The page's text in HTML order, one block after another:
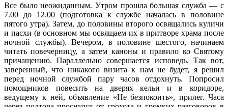
Все было неожиданным. Утром прошла большая служба — с
7.00 до 12.00 (подготовка к службе началась в половине
пятого утра). Затем, до половины второго освящались куличи
и пасхи (в основном мы освящаем их в притворе храма после
ночной службы). Вечером, в половине шестого, начинаем
читать повечерницу, а затем каноны и правило ко Святому
причащению. Параллельно совершается исповедь. Так вот,
заверенный, что никакого визита к нам не будет, я решил
перед ночной службой пару часов отдохнуть. Попросил
помощников повесить на дверях кельи и в коридоре,
ведущему к ней, объявление «Не безпокоить», прилег. Часа